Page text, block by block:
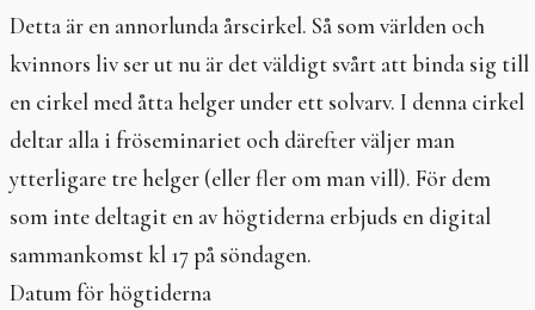
Texter
Diverse
In English
Detta är en annorlunda årscirkel. Så som världen och
kvinnors liv ser ut nu är det väldigt svårt att binda sig till
en cirkel med åtta helger under ett solvarv. I denna cirkel
deltar alla i fröseminariet och därefter väljer man
ytterligare tre helger (eller fler om man vill). För dem
som inte deltagit en av högtiderna erbjuds en digital
sammankomst kl 17 på söndagen.
Datum för högtiderna